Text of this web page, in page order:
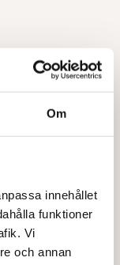
Om
innehållet
funktioner
Vi
och annan